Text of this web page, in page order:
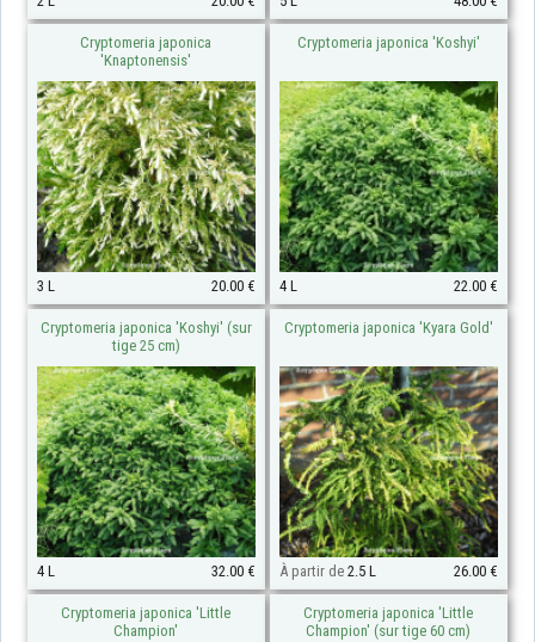
Cryptomeria japonica
'Knaptonensis'
3 L 20.00 €
Cryptomeria japonica 'Koshyi'
4 L 22.00 €
Cryptomeria japonica 'Koshyi' (sur
tige 25 cm)
4 L 32.00 €
Cryptomeria japonica 'Kyara Gold'
À partir de2.5 L 26.00 €
Cryptomeria japonica 'Little
Champion'
Cryptomeria japonica 'Little
Champion' (sur tige 60 cm)